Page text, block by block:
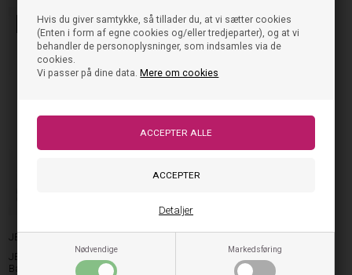
Hvis du giver samtykke, så tillader du, at vi sætter cookies
(Enten i form af egne cookies og/eller tredjeparter), og at vi
behandler de personoplysninger, som indsamles via de
cookies.
Vi passer på dine data. Mere om cookies
Nødvendige Markedsføring
Detaljer
20%
JBS of Denmark
JBS Of Denmark Kids Undertrøje
Bamboo 2.pak - Sort